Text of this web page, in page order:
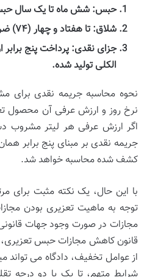
حبس:شش ماه تا یک سال
شلاق:تا هفتاد و چهار (۷۴) ضربه شلاق.
جزای نقدی: پرداخت پنج
الکلی تولید شده.
نحوه محاسبه جریمه نقدی
نرخ روز و ارزش عرفی آن محصول
اگر ارزش عرفی هر لیتر
جریمه نقدی بر مبنای پنج برابر
کشف شده محاسبه خواهد شد.
با این حال، یک نکته مثبت برای
توجه به ماهیت تعزیری بودن
قانون کاهش مجازات حبس تعزیری،
از عوامل تخفیف، دادگاه می تواند